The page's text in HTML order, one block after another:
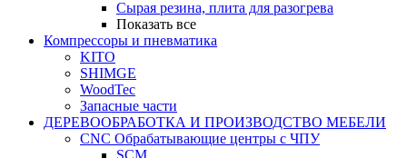
Сырая резина, плита для разогрева
Показать все
Компрессоры и пневматика
KITO
SHIMGE
WoodTec
Запасные части
ДЕРЕВООБРАБОТКА И ПРОИЗВОДСТВО МЕБЕЛИ
CNC Обрабатывающие центры с ЧПУ